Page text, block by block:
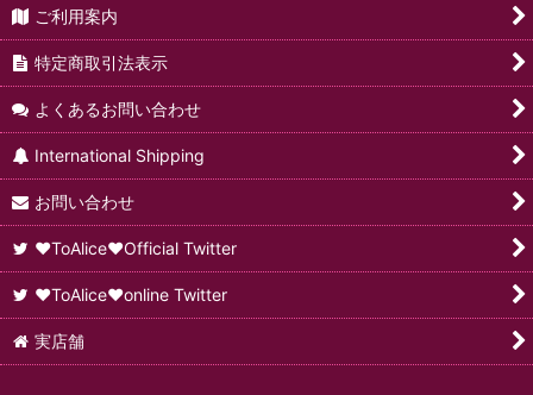
ご利用案内
特定商取引法表示
よくあるお問い合わせ
International Shipping
お問い合わせ
♥ToAlice♥Official Twitter
♥ToAlice♥online Twitter
実店舗